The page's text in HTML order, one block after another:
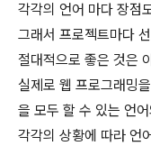
각각의 언어 마다 장점
그래서 프로젝트마다
절대적으로 좋은 것은
실제로 웹 프로그래밍
을 모두 할 수 있는 언
각각의 상황에 따라 언